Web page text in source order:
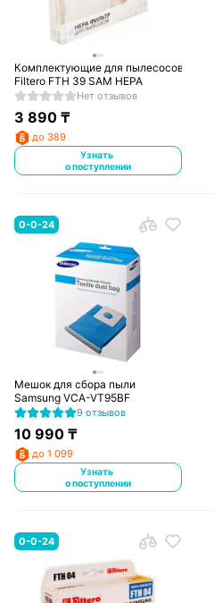
Комплектующие для пылесосов
Filtero FTH 39 SAM HEPA
Нет отзывов
3 890₸
до 389
Узнать
о поступлении
0-0-24
Мешок для сбора пыли
Samsung VCA-VT95BF
9 отзывов
10 990₸
до 1 099
Узнать
о поступлении
0-0-24